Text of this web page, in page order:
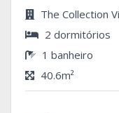
The Collection
2 dormitórios
1 banheiro
40.6m²